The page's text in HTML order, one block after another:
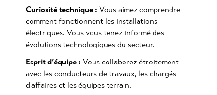
Curiosité technique : Vous aimez comprendre
comment fonctionnent les installations
électriques. Vous vous tenez informé des
évolutions technologiques du secteur.
Esprit d’équipe : Vous collaborez étroitement
avec les conducteurs de travaux, les chargés
d’affaires et les équipes terrain.